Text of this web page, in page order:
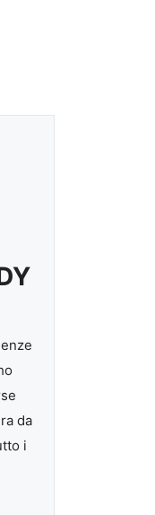
da
i